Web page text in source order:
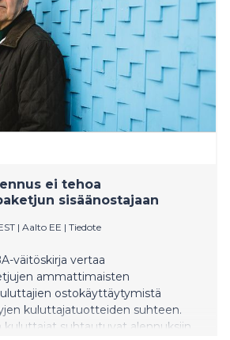
ei tehoa
sisäänostajaan
| Aalto EE | Tiedote
väitöskirja vertaa
ammattimaisten
ostokäyttäytymistä
kuluttajatuotteiden suhteen.
kuluttajat suhtautuvat alennuksiin